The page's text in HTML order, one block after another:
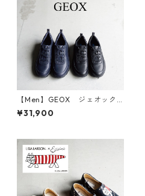
【Men】GEOX ジェオック
ス レザースニーカー U SPH
ERICA B-TUMBLED LEATH
¥31,900